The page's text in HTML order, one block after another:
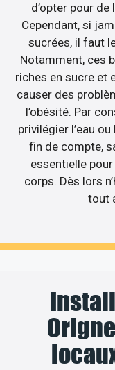
d’opter pour
Cependant, si
sucrées, il faut
Notamment, ces
riches en sucre et
causer des
l’obésité. Par
privilégier l’eau
fin de compte,
essentielle
corps. Dès lors
tout